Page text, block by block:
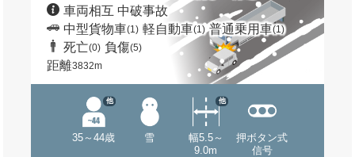
車両相互 中破事故
中型貨物車(1) 軽自動車(1) 普通乗用車(1)
死亡(0) 負傷(5)
距離3832m
35～44歳
他
雪
幅5.5～
9.0m
他
押ボタン式
信号